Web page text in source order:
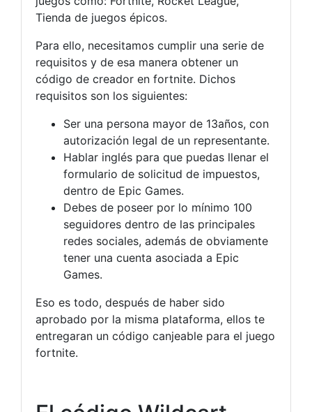
Tienda de juegos épicos.
Para ello, necesitamos cumplir una serie de
requisitos y de esa manera obtener un
código de creador en fortnite. Dichos
requisitos son los siguientes:
Ser una persona mayor de 13años, con
autorización legal de un representante.
Hablar inglés para que puedas llenar el
formulario de solicitud de impuestos,
dentro de Epic Games.
Debes de poseer por lo mínimo 100
seguidores dentro de las principales
redes sociales, además de obviamente
tener una cuenta asociada a Epic
Games.
Eso es todo, después de haber sido
aprobado por la misma plataforma, ellos te
entregaran un código canjeable para el juego
fortnite.